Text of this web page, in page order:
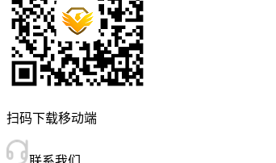
扫码下载移动端